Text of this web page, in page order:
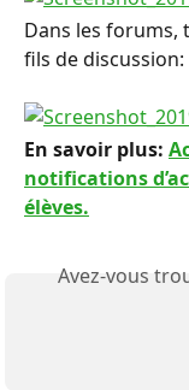
Dans les forums,
fils de discussion:
En savoir plus:
notifications
élèves.
Avez-vous